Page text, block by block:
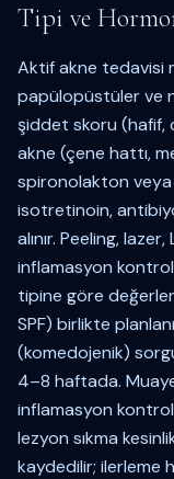
Tipi ve
Aktif akne tedavisi
papülopüstüler ve
şiddet skoru (hafif,
akne (çene hattı,
spironolakton veya
isotretinoin,
alınır. Peeling,
inflamasyon
tipine göre
SPF) birlikte
(komedojenik)
4–8 haftada.
inflamasyon
lezyon sıkma
kaydedilir; ilerleme